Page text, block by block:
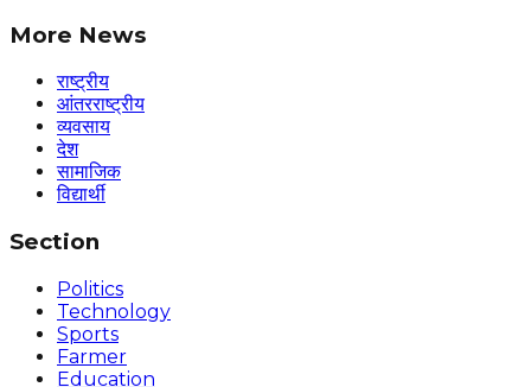
More News
राष्ट्रीय
आंतरराष्ट्रीय
व्यवसाय
देश
सामाजिक
विद्यार्थी
Section
Politics
Technology
Sports
Farmer
Education